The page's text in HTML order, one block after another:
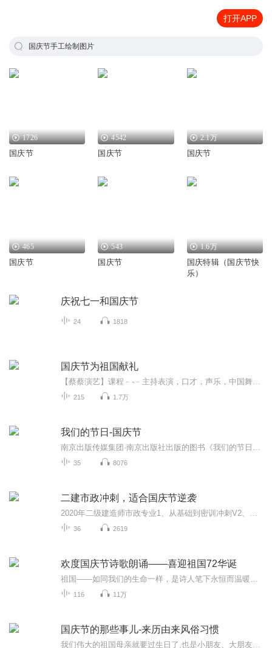
打开APP
国庆节手工绘制图片
1726
国庆节
4542
国庆节
2.1万
国庆节
465
国庆节
543
国庆节
1.6万
国庆特辑（国庆节快
乐）
庆祝七一和国庆节
24 1818
国庆节为祖国献礼
215 1.7万
我们的节日-国庆节
35 8076
二建市政冲刺，适合国庆节逆袭
36 2619
欢度国庆节诗歌朗诵——喜迎祖国72华诞
116 11万
国庆节的那些事儿-来历由来风俗习惯